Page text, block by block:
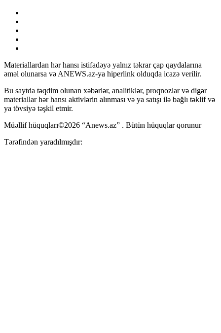
Materiallardan hər hansı istifadəyə yalnız təkrar çap qaydalarına
əməl olunarsa və ANEWS.az-ya hiperlink olduqda icazə verilir.
Bu saytda təqdim olunan xəbərlər, analitiklər, proqnozlar və digər
materiallar hər hansı aktivlərin alınması və ya satışı ilə bağlı təklif və
ya tövsiyə təşkil etmir.
Müəllif hüquqları©2026 “Anews.az” . Bütün hüquqlar qorunur
Tərəfindən yaradılmışdır: